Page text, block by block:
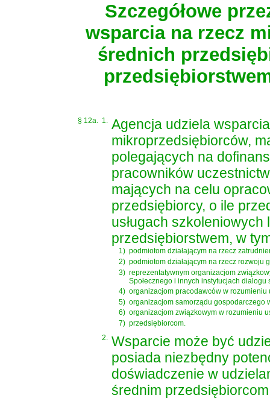
Szczegółowe
wsparcia na rzecz
średnich
§ 12a. 1. Agencja udziela
mikroprzedsiębiorców,
polegających na
pracowników
mających na celu
przedsiębiorcy, o ile
usługach
przedsiębiorstwem, w
1) podmiotom działającym na rzecz
2) podmiotom działającym na rzecz rozwoju
3) reprezentatywnym organizacjom
Społecznego i innych instytucjach dialogu
4) organizacjom pracodawców w rozumieniu
5) organizacjom samorządu gospodarczego
6) organizacjom związkowym w rozumieniu
7) przedsiębiorcom.
2.
Wsparcie może być
posiada niezbędny
doświadczenie w
średnim